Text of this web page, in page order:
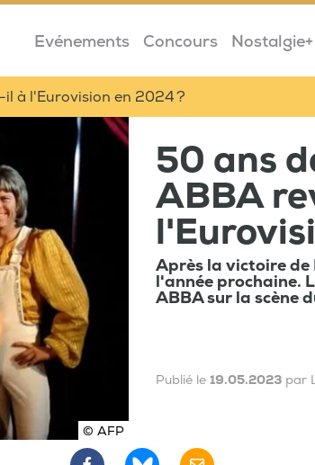
Evénements Concours Nostalgie+
à l'Eurovision en 2024 ?
© AFP
50 ans
ABBA
Après la victoire de
l'année prochaine.
ABBA sur la scène
Publié le 19.05.2023 par